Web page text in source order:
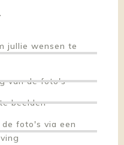
jullie wensen te
van de foto's
beelden
foto's via een